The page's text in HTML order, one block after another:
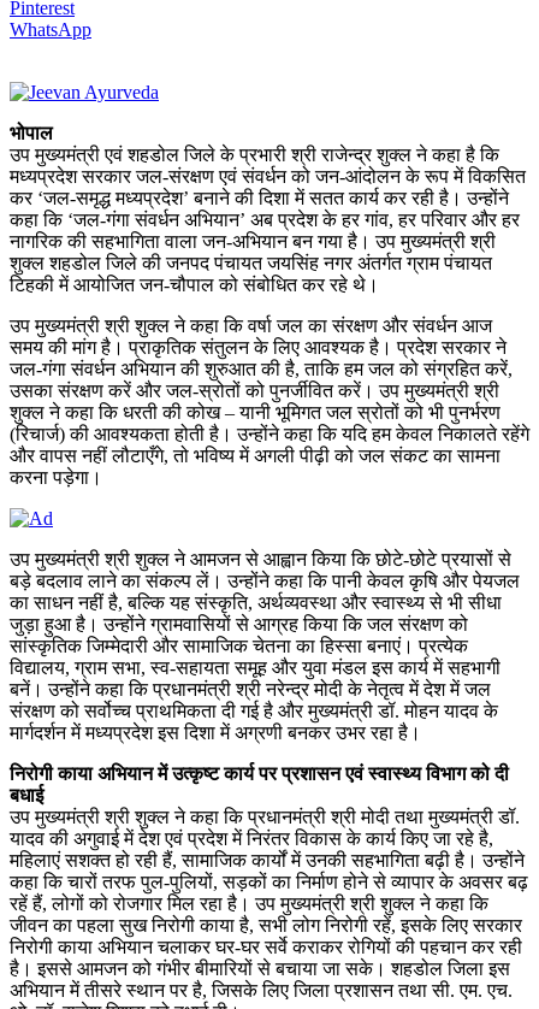
Pinterest
WhatsApp
भोपाल
उप मुख्यमंत्री एवं शहडोल जिले के प्रभारी श्री राजेन्द्र शुक्ल ने कहा है कि
मध्यप्रदेश सरकार जल-संरक्षण एवं संवर्धन को जन-आंदोलन के रूप में विकसित
कर ‘जल-समृद्ध मध्यप्रदेश’ बनाने की दिशा में सतत कार्य कर रही है। उन्होंने
कहा कि ‘जल-गंगा संवर्धन अभियान’ अब प्रदेश के हर गांव, हर परिवार और हर
नागरिक की सहभागिता वाला जन-अभियान बन गया है। उप मुख्यमंत्री श्री
शुक्ल शहडोल जिले की जनपद पंचायत जयसिंह नगर अंतर्गत ग्राम पंचायत
टिहकी में आयोजित जन-चौपाल को संबोधित कर रहे थे।
उप मुख्यमंत्री श्री शुक्ल ने कहा कि वर्षा जल का संरक्षण और संवर्धन आज
समय की मांग है। प्राकृतिक संतुलन के लिए आवश्यक है। प्रदेश सरकार ने
जल-गंगा संवर्धन अभियान की शुरुआत की है, ताकि हम जल को संग्रहित करें,
उसका संरक्षण करें और जल-स्रोतों को पुनर्जीवित करें। उप मुख्यमंत्री श्री
शुक्ल ने कहा कि धरती की कोख – यानी भूमिगत जल स्रोतों को भी पुनर्भरण
(रिचार्ज) की आवश्यकता होती है। उन्होंने कहा कि यदि हम केवल निकालते रहेंगे
और वापस नहीं लौटाएँगे, तो भविष्य में अगली पीढ़ी को जल संकट का सामना
करना पड़ेगा।
उप मुख्यमंत्री श्री शुक्ल ने आमजन से आह्वान किया कि छोटे-छोटे प्रयासों से
बड़े बदलाव लाने का संकल्प लें। उन्होंने कहा कि पानी केवल कृषि और पेयजल
का साधन नहीं है, बल्कि यह संस्कृति, अर्थव्यवस्था और स्वास्थ्य से भी सीधा
जुड़ा हुआ है। उन्होंने ग्रामवासियों से आग्रह किया कि जल संरक्षण को
सांस्कृतिक जिम्मेदारी और सामाजिक चेतना का हिस्सा बनाएं। प्रत्येक
विद्यालय, ग्राम सभा, स्व-सहायता समूह और युवा मंडल इस कार्य में सहभागी
बनें। उन्होंने कहा कि प्रधानमंत्री श्री नरेन्द्र मोदी के नेतृत्व में देश में जल
संरक्षण को सर्वोच्च प्राथमिकता दी गई है और मुख्यमंत्री डॉ. मोहन यादव के
मार्गदर्शन में मध्यप्रदेश इस दिशा में अग्रणी बनकर उभर रहा है।
निरोगी काया अभियान में उत्कृष्ट कार्य पर प्रशासन एवं स्वास्थ्य विभाग को दी
बधाई
उप मुख्यमंत्री श्री शुक्ल ने कहा कि प्रधानमंत्री श्री मोदी तथा मुख्यमंत्री डॉ.
यादव की अगुवाई में देश एवं प्रदेश में निरंतर विकास के कार्य किए जा रहे है,
महिलाएं सशक्त हो रही हैं, सामाजिक कार्यों में उनकी सहभागिता बढ़ी है। उन्होंने
कहा कि चारों तरफ पुल-पुलियों, सड़कों का निर्माण होने से व्यापार के अवसर बढ़
रहें हैं, लोगों को रोजगार मिल रहा है। उप मुख्यमंत्री श्री शुक्ल ने कहा कि
जीवन का पहला सुख निरोगी काया है, सभी लोग निरोगी रहें, इसके लिए सरकार
निरोगी काया अभियान चलाकर घर-घर सर्वे कराकर रोगियों की पहचान कर रही
है। इससे आमजन को गंभीर बीमारियों से बचाया जा सके। शहडोल जिला इस
अभियान में तीसरे स्थान पर है, जिसके लिए जिला प्रशासन तथा सी. एम. एच.